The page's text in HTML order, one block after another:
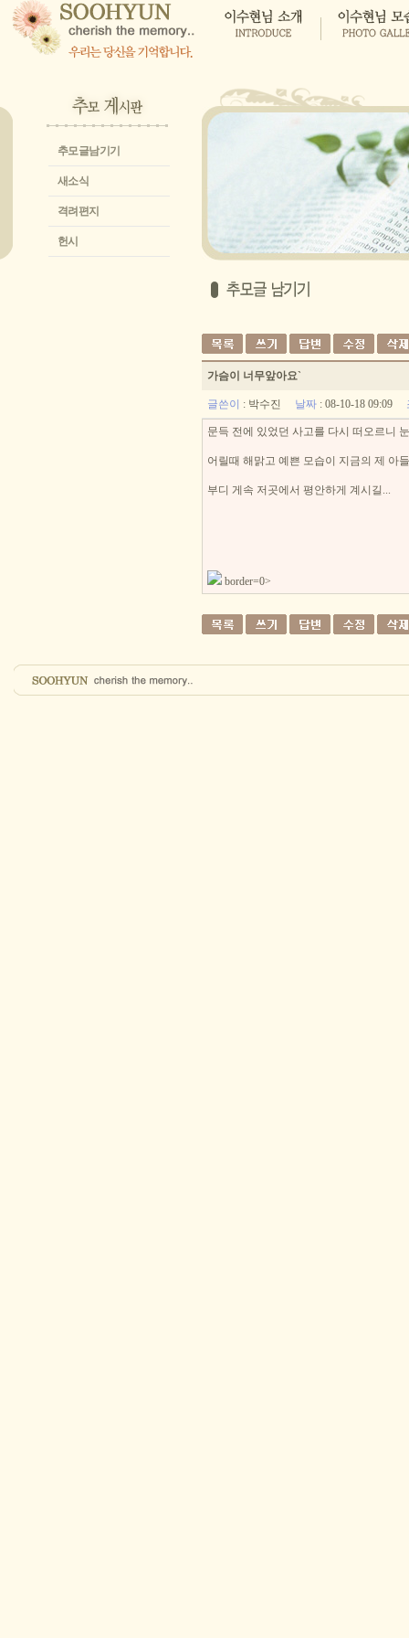
추모글남기기
새소식
격려편지
헌시
가슴이 너무앞아요`
글쓴이 : 박수진 날짜 : 08-10-18 09:09
문득 전에 있었던 사고를 다시 떠오르니
어릴때 해맑고 예쁜 모습이 지금의 제 아
부디 게속 저곳에서 평안하게 계시길...
border=0>